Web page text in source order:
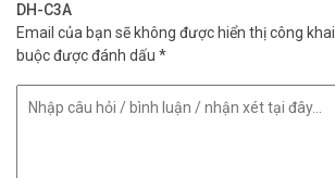
DH-C3A
Email của bạn sẽ không được hiển thị công khai.
buộc được đánh dấu *